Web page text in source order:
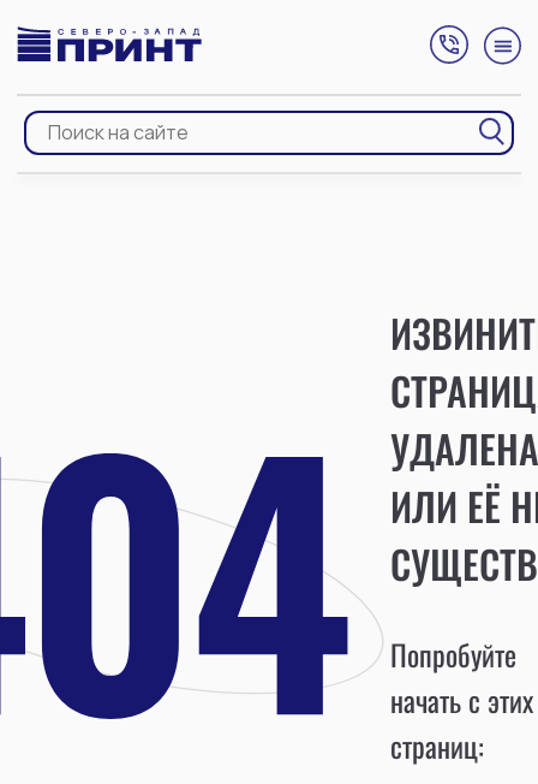
УДАЛЕНА
ИЛИ ЕЁ
Попробуйте
начать с этих
страниц: